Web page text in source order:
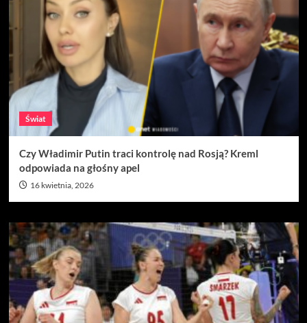
Świat
Czy Władimir Putin traci kontrolę nad Rosją? Kreml
odpowiada na głośny apel
16 kwietnia, 2026